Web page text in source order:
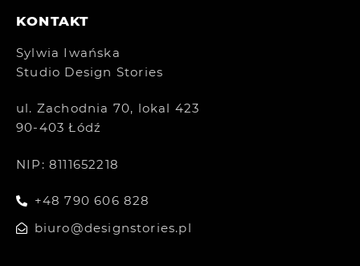
KONTAKT
Sylwia Iwańska
Studio Design Stories
ul. Zachodnia 70, lokal 423
90-403 Łódź
NIP: 8111652218
+48 790 606 828
biuro@designstories.pl